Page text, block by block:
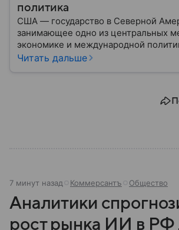
политика
США — государство в Северной
занимающее одно из центральных
экономике и международной
материале — основные сведения об
Читать дальше
7 минут назад Коммерсантъ Общество
Аналитики
рост рынка ИИ в РФ